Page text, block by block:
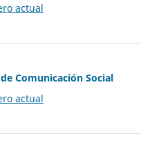
actual
Comunicación Social
actual